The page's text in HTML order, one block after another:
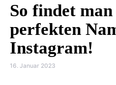
So findet man
perfekten
Instagram!
16. Januar 2023